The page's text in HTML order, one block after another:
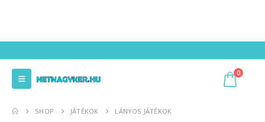
0
SHOP JÁTÉKOK LÁNYOS JÁTÉKOK